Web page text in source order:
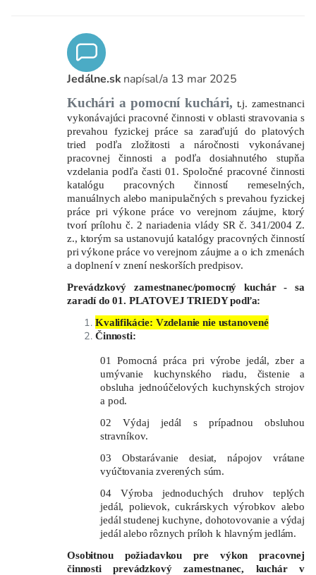
Jedálne.sk napísal/a 13 mar 2025
Kuchári a pomocní kuchári, t.j. zamestnanci
vykonávajúci pracovné činnosti v oblasti stravovania s
prevahou fyzickej práce sa zaraďujú do platových
tried podľa zložitosti a náročnosti vykonávanej
pracovnej činnosti a podľa dosiahnutého stupňa
vzdelania podľa časti 01. Spoločné pracovné činnosti
katalógu pracovných činností remeselných,
manuálnych alebo manipulačných s prevahou fyzickej
práce pri výkone práce vo verejnom záujme, ktorý
tvorí prílohu č. 2 nariadenia vlády SR č. 341/2004 Z.
z., ktorým sa ustanovujú katalógy pracovných činností
pri výkone práce vo verejnom záujme a o ich zmenách
a doplnení v znení neskorších predpisov.
Prevádzkový zamestnanec/pomocný kuchár - sa
zaradí do 01. PLATOVEJ TRIEDY podľa:
Kvalifikácie: Vzdelanie nie ustanovené
Činnosti:
01 Pomocná práca pri výrobe jedál, zber a
umývanie kuchynského riadu, čistenie a
obsluha jednoúčelových kuchynských strojov
a pod.
02 Výdaj jedál s prípadnou obsluhou
stravníkov.
03 Obstarávanie desiat, nápojov vrátane
vyúčtovania zverených súm.
04 Výroba jednoduchých druhov teplých
jedál, polievok, cukrárskych výrobkov alebo
jedál studenej kuchyne, dohotovovanie a výdaj
jedál alebo rôznych príloh k hlavným jedlám.
Osobitnou požiadavkou pre výkon pracovnej
činnosti prevádzkový zamestnanec, kuchár v